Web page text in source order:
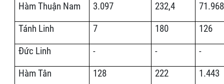
Hàm Thuận Nam
3.097 232,4
71.968
Tánh Linh
7 180
126
Đức Linh
- -
-
Hàm Tân
128 222
1.443